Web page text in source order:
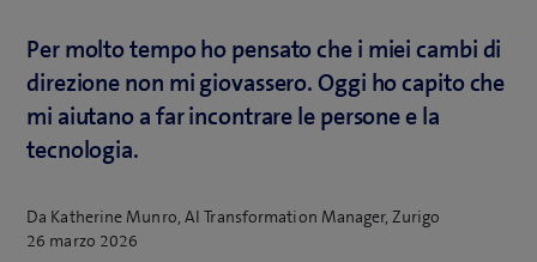
Per molto tempo ho pensato che i miei cambi di
direzione non mi giovassero. Oggi ho capito che
mi aiutano a far incontrare le persone e la
tecnologia.
Da Katherine Munro, AI Transformation Manager, Zurigo
26 marzo 2026